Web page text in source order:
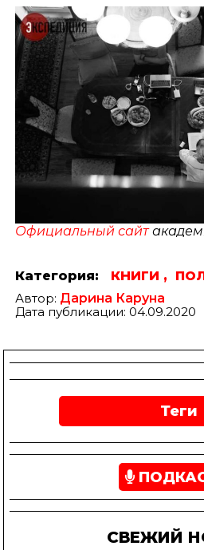
Официальный сайт
Категория: КНИГИ ,
Автор: Дарина Каруна
Дата публикации: 04.09.2020
Теги
СВЕЖИЙ